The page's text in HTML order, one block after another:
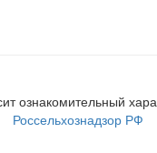
ознакомительный
Россельхознадзор РФ